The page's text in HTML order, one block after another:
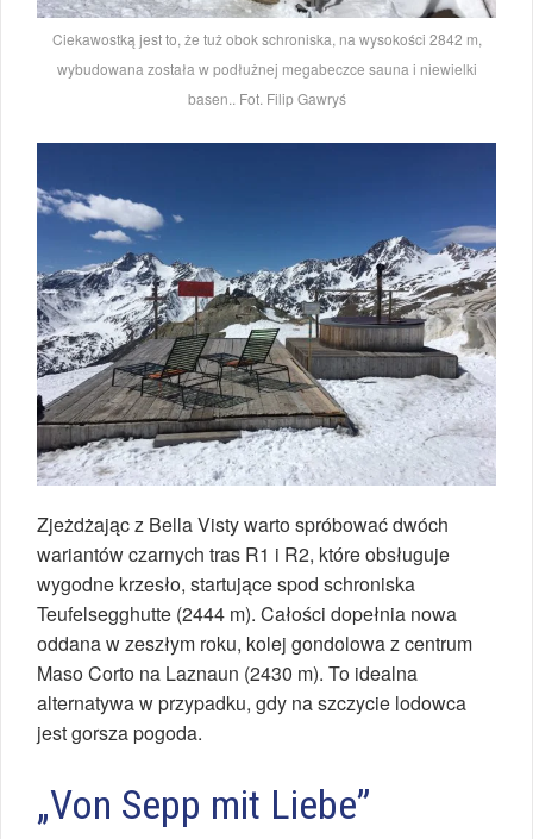
Ciekawostką jest to, że tuż obok schroniska, na wysokości 2842 m,
wybudowana została w podłużnej megabeczce sauna i niewielki
basen.. Fot. Filip Gawryś
Zjeżdżając z Bella Visty warto spróbować dwóch
wariantów czarnych tras R1 i R2, które obsługuje
wygodne krzesło, startujące spod schroniska
Teufelsegghutte (2444 m). Całości dopełnia nowa
oddana w zeszłym roku, kolej gondolowa z centrum
Maso Corto na Laznaun (2430 m). To idealna
alternatywa w przypadku, gdy na szczycie lodowca
jest gorsza pogoda.
„Von Sepp mit Liebe”